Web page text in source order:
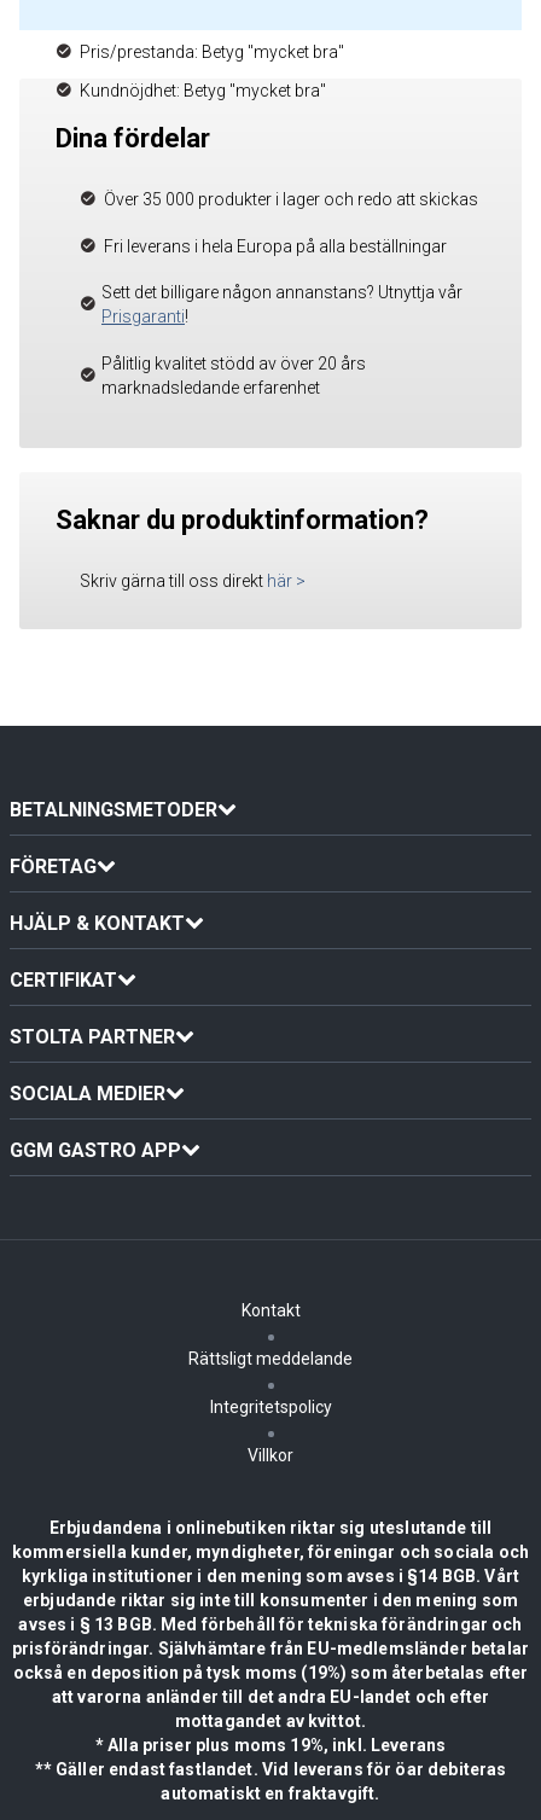
Pris/prestanda: Betyg "mycket bra"
Kundnöjdhet: Betyg "mycket bra"
Dina fördelar
Över 35 000 produkter i lager och redo att skickas
Fri leverans i hela Europa på alla beställningar
Sett det billigare någon annanstans? Utnyttja vår
Prisgaranti!
Pålitlig kvalitet stödd av över 20 års
marknadsledande erfarenhet
Saknar du produktinformation?
Skriv gärna till oss direkt här >
BETALNINGSMETODER
FÖRETAG
HJÄLP & KONTAKT
CERTIFIKAT
STOLTA PARTNER
SOCIALA MEDIER
GGM GASTRO APP
Kontakt
Rättsligt meddelande
Integritetspolicy
Villkor
Erbjudandena i onlinebutiken riktar sig uteslutande till
kommersiella kunder, myndigheter, föreningar och sociala och
kyrkliga institutioner i den mening som avses i §14 BGB. Vårt
erbjudande riktar sig inte till konsumenter i den mening som
avses i § 13 BGB. Med förbehåll för tekniska förändringar och
prisförändringar. Självhämtare från EU-medlemsländer betalar
också en deposition på tysk moms (19%) som återbetalas efter
att varorna anländer till det andra EU-landet och efter
mottagandet av kvittot.
* Alla priser plus moms 19%, inkl. Leverans
** Gäller endast fastlandet. Vid leverans för öar debiteras
automatiskt en fraktavgift.